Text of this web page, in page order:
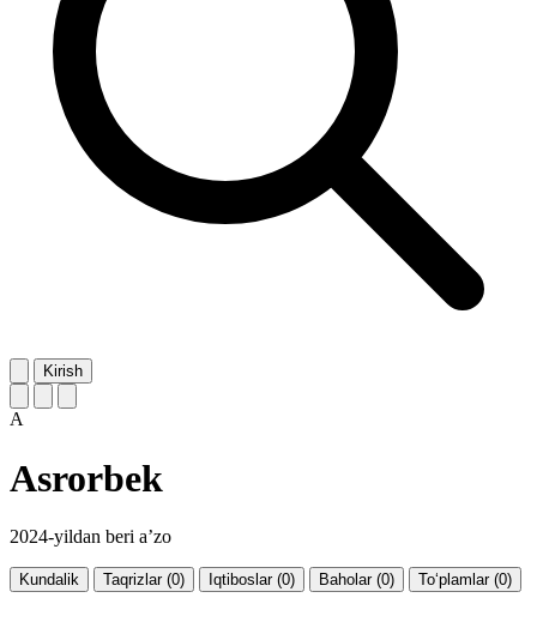
Kirish
A
Asrorbek
2024-yildan beri a’zo
Kundalik Taqrizlar (0) Iqtiboslar (0) Baholar (0) To‘plamlar (0)